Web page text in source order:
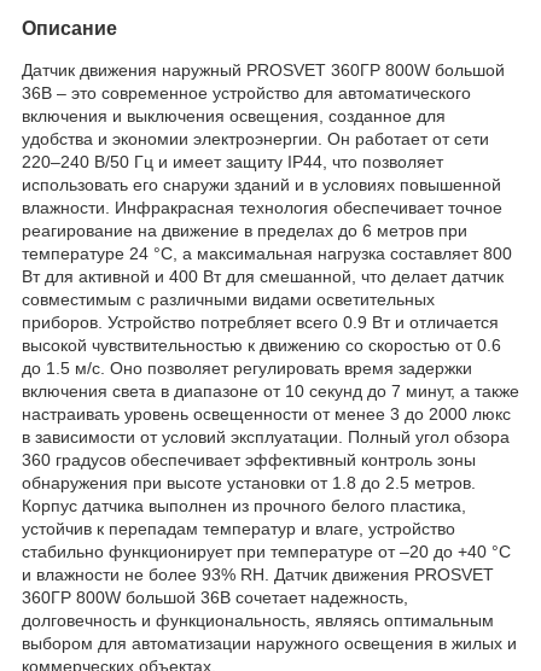
Описание
Датчик движения наружный PROSVET 360ГР 800W большой
36B – это современное устройство для автоматического
включения и выключения освещения, созданное для
удобства и экономии электроэнергии. Он работает от сети
220–240 В/50 Гц и имеет защиту IP44, что позволяет
использовать его снаружи зданий и в условиях повышенной
влажности. Инфракрасная технология обеспечивает точное
реагирование на движение в пределах до 6 метров при
температуре 24 °C, а максимальная нагрузка составляет 800
Вт для активной и 400 Вт для смешанной, что делает датчик
совместимым с различными видами осветительных
приборов. Устройство потребляет всего 0.9 Вт и отличается
высокой чувствительностью к движению со скоростью от 0.6
до 1.5 м/с. Оно позволяет регулировать время задержки
включения света в диапазоне от 10 секунд до 7 минут, а также
настраивать уровень освещенности от менее 3 до 2000 люкс
в зависимости от условий эксплуатации. Полный угол обзора
360 градусов обеспечивает эффективный контроль зоны
обнаружения при высоте установки от 1.8 до 2.5 метров.
Корпус датчика выполнен из прочного белого пластика,
устойчив к перепадам температур и влаге, устройство
стабильно функционирует при температуре от –20 до +40 °C
и влажности не более 93% RH. Датчик движения PROSVET
360ГР 800W большой 36B сочетает надежность,
долговечность и функциональность, являясь оптимальным
выбором для автоматизации наружного освещения в жилых и
коммерческих объектах.